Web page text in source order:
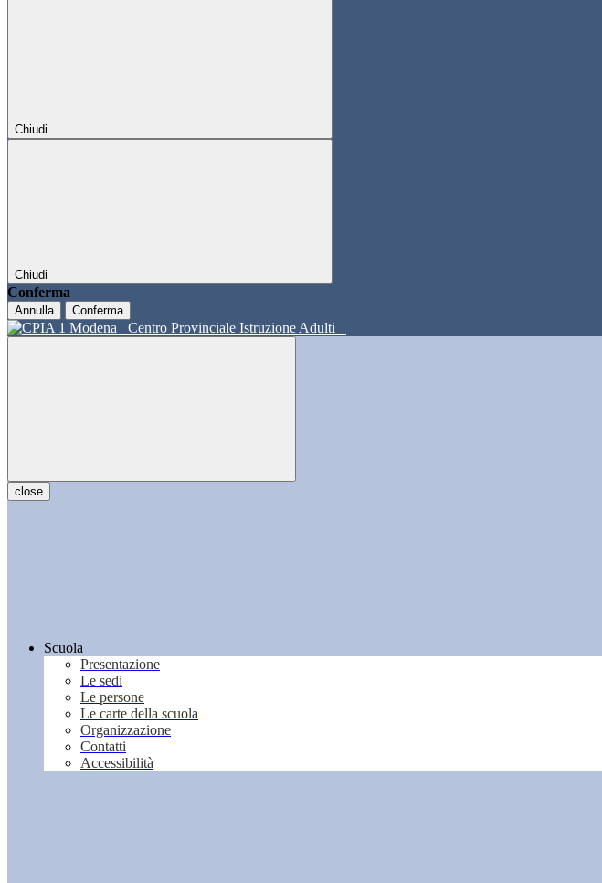
Chiudi
Chiudi
Conferma
Annulla Conferma
Centro Provinciale Istruzione Adulti
close
Scuola
Presentazione
Le sedi
Le persone
Le carte della scuola
Organizzazione
Contatti
Accessibilità